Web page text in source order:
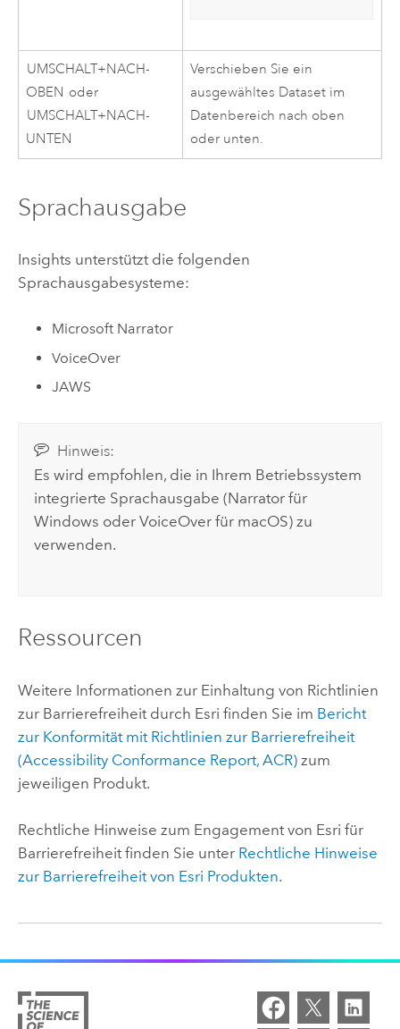
UMSCHALT+NACH-
OBEN oder
UMSCHALT+NACH-
UNTEN
Verschieben Sie ein
ausgewähltes Dataset im
Datenbereich nach oben
oder unten.
Sprachausgabe
Insights unterstützt die folgenden
Sprachausgabesysteme:
Microsoft Narrator
VoiceOver
JAWS
Hinweis:
Es wird empfohlen, die in Ihrem Betriebssystem
integrierte Sprachausgabe (Narrator für
Windows oderVoiceOver für macOS) zu
verwenden.
Ressourcen
Weitere Informationen zur Einhaltung von Richtlinien
zur Barrierefreiheit durch Esri finden Sie im Bericht
zur Konformität mit Richtlinien zur Barrierefreiheit
(Accessibility Conformance Report, ACR)zum
jeweiligen Produkt.
Rechtliche Hinweise zum Engagement von Esri für
Barrierefreiheit finden Sie unter Rechtliche Hinweise
zur Barrierefreiheit von Esri Produkten.